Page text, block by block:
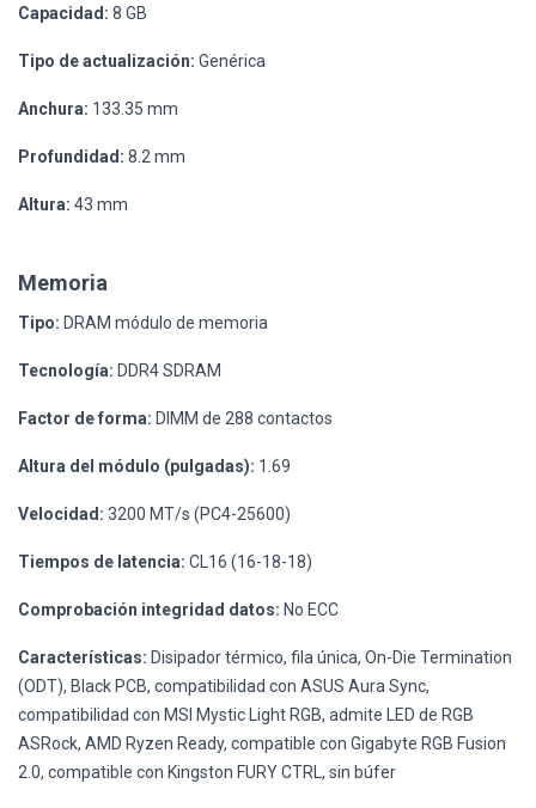
Capacidad: 8 GB
Tipo de actualización: Genérica
Anchura: 133.35 mm
Profundidad: 8.2 mm
Altura: 43 mm
Memoria
Tipo: DRAM módulo de memoria
Tecnología: DDR4 SDRAM
Factor de forma: DIMM de 288 contactos
Altura del módulo (pulgadas): 1.69
Velocidad: 3200 MT/s (PC4-25600)
Tiempos de latencia: CL16 (16-18-18)
Comprobación integridad datos: No ECC
Características: Disipador térmico, fila única, On-Die Termination
(ODT), Black PCB, compatibilidad con ASUS Aura Sync,
compatibilidad con MSI Mystic Light RGB, admite LED de RGB
ASRock, AMD Ryzen Ready, compatible con Gigabyte RGB Fusion
2.0, compatible con Kingston FURY CTRL, sin búfer